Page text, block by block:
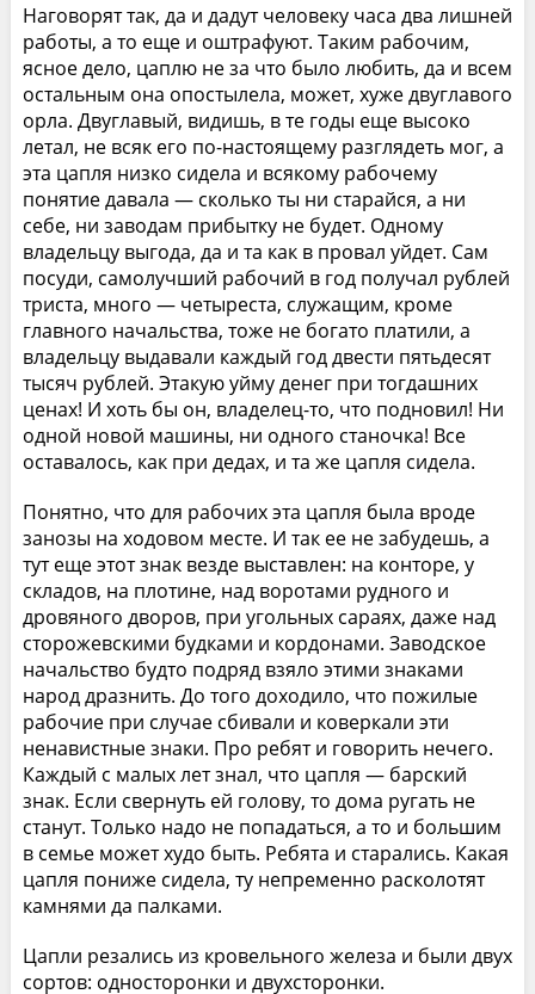
Наговорят так, да и дадут человеку часа два лишней
работы, а то еще и оштрафуют. Таким рабочим,
ясное дело, цаплю не за что было любить, да и всем
остальным она опостылела, может, хуже двуглавого
орла. Двуглавый, видишь, в те годы еще высоко
летал, не всяк его по-настоящему разглядеть мог, а
эта цапля низко сидела и всякому рабочему
понятие давала — сколько ты ни старайся, а ни
себе, ни заводам прибытку не будет. Одному
владельцу выгода, да и та как в провал уйдет. Сам
посуди, самолучший рабочий в год получал рублей
триста, много — четыреста, служащим, кроме
главного начальства, тоже не богато платили, а
владельцу выдавали каждый год двести пятьдесят
тысяч рублей. Этакую уйму денег при тогдашних
ценах! И хоть бы он, владелец-то, что подновил! Ни
одной новой машины, ни одного станочка! Все
оставалось, как при дедах, и та же цапля сидела.
Понятно, что для рабочих эта цапля была вроде
занозы на ходовом месте. И так ее не забудешь, а
тут еще этот знак везде выставлен: на конторе, у
складов, на плотине, над воротами рудного и
дровяного дворов, при угольных сараях, даже над
сторожевскими будками и кордонами. Заводское
начальство будто подряд взяло этими знаками
народ дразнить. До того доходило, что пожилые
рабочие при случае сбивали и коверкали эти
ненавистные знаки. Про ребят и говорить нечего.
Каждый с малых лет знал, что цапля — барский
знак. Если свернуть ей голову, то дома ругать не
станут. Только надо не попадаться, а то и большим
в семье может худо быть. Ребята и старались. Какая
цапля пониже сидела, ту непременно расколотят
камнями да палками.
Цапли резались из кровельного железа и были двух
сортов: односторонки и двухсторонки.